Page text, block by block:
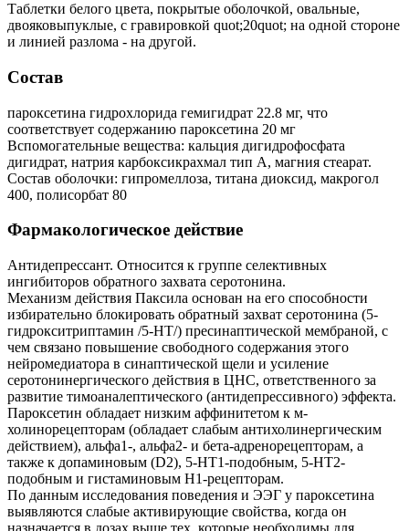
Таблетки белого цвета, покрытые оболочкой, овальные,
двояковыпуклые, с гравировкой quot;20quot; на одной стороне
и линией разлома - на другой.
Состав
пароксетина гидрохлорида гемигидрат 22.8 мг, что
соответствует содержанию пароксетина 20 мг
Вспомогательные вещества: кальция дигидрофосфата
дигидрат, натрия карбоксикрахмал тип А, магния стеарат.
Состав оболочки: гипромеллоза, титана диоксид, макрогол
400, полисорбат 80
Фармакологическое действие
Антидепрессант. Относится к группе селективных
ингибиторов обратного захвата серотонина.
Механизм действия Паксила основан на его способности
избирательно блокировать обратный захват серотонина (5-
гидрокситриптамин /5-НТ/) пресинаптической мембраной, с
чем связано повышение свободного содержания этого
нейромедиатора в синаптической щели и усиление
серотонинергического действия в ЦНС, ответственного за
развитие тимоаналептического (антидепрессивного) эффекта.
Пароксетин обладает низким аффинитетом к м-
холинорецепторам (обладает слабым антихолинергическим
действием), альфа1-, альфа2- и бета-адренорецепторам, а
также к допаминовым (D2), 5-HT1-подобным, 5-HT2-
подобным и гистаминовым H1-рецепторам.
По данным исследования поведения и ЭЭГ у пароксетина
выявляются слабые активирующие свойства, когда он